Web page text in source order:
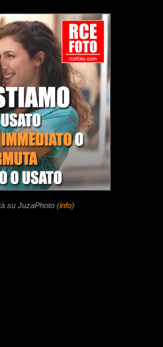
su JuzaPhoto (info)